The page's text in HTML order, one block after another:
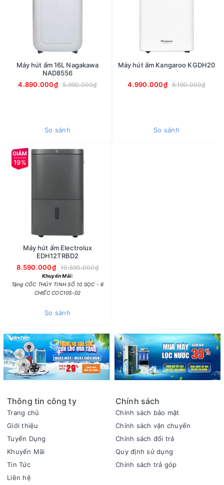
Máy hút ẩm 16L Nagakawa
NAD8556
4.890.000₫
5.990.000₫
So sánh
Máy hút ẩm Kangaroo KGDH20
4.990.000₫ 6.190.000₫
So sánh
19%
Máy hút ẩm Electrolux
EDH12TRBD2
8.590.000₫
10.590.000₫
Khuyến Mãi:
Tặng CỐC THỦY TINH SỐ 10 SỌC - 6
CHIẾC COC10S-02
So sánh
Thông tin công ty
Trang chủ
Giới thiệu
Tuyển Dụng
Khuyến Mãi
Tin Tức
Liên hệ
Chính sách
Chính sách bảo mật
Chính sách vận chuyển
Chính sách đổi trả
Quy định sử dụng
Chính sách trả góp